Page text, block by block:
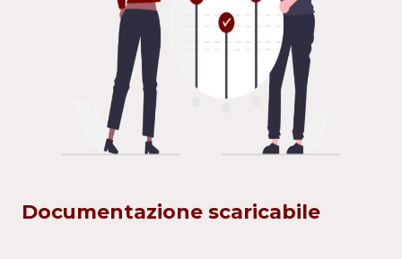
Documentazione scaricabile